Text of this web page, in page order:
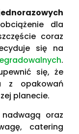
dla
coraz
się na
.
się, że
z opakowań
planecie.
oraz
catering